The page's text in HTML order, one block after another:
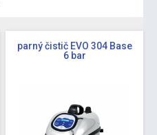
parný čistič EVO 304 Base
6 bar